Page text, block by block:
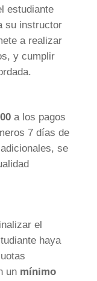
estudiante
su instructor
a realizar
y cumplir
a los pagos
7 días de
se
el
haya
un mínimo